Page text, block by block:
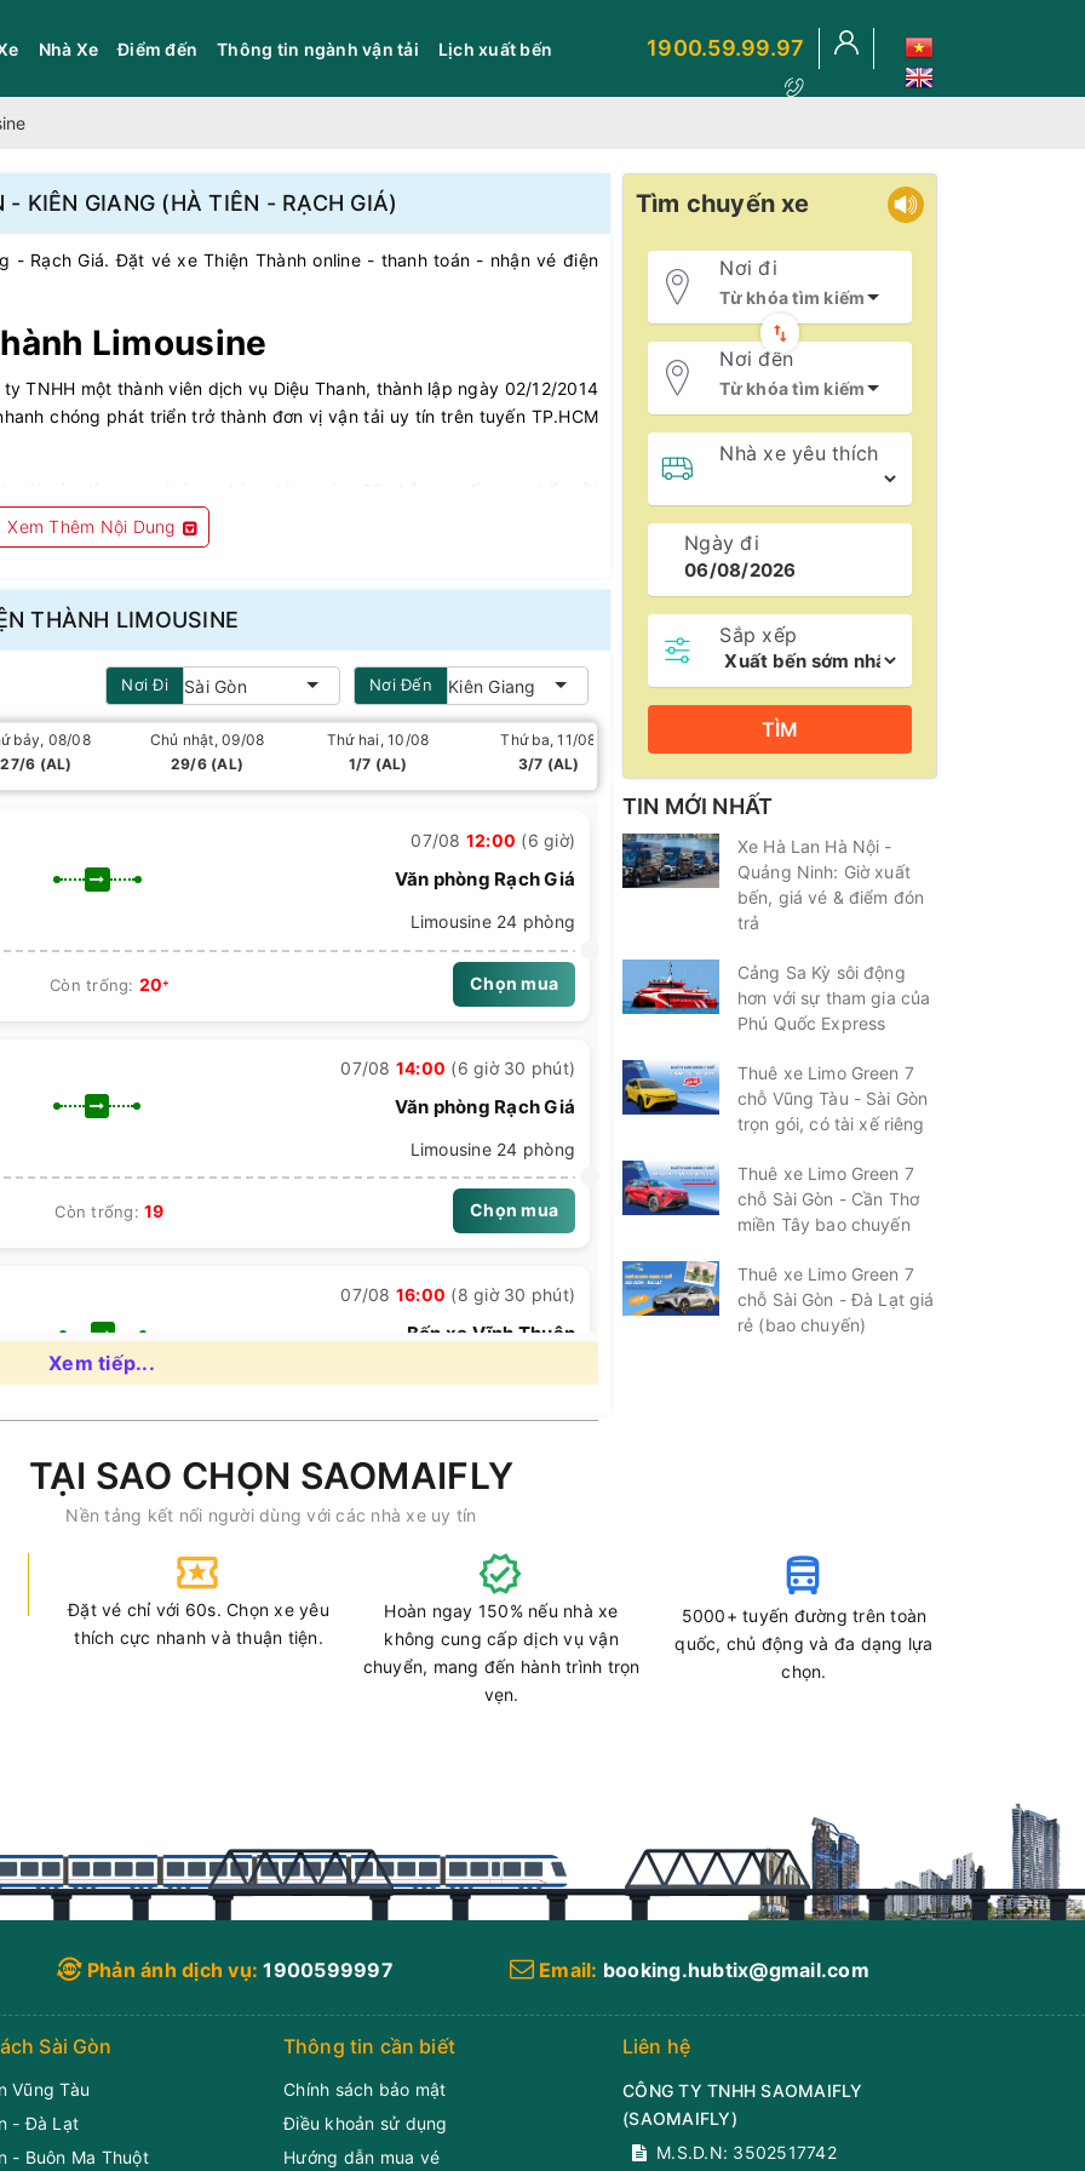
Nhà Xe Điểm đến Thông tin ngành vận tải Lịch xuất bến 1900.59.99.97
KIÊN GIANG (HÀ TIÊN - RẠCH GIÁ)
- Rạch Giá. Đặt vé xe Thiện Thành online - thanh toán - nhận vé điện
Limousine
TNHH một thành viên dịch vụ Diệu Thanh, thành lập ngày 02/12/2014
chóng phát triển trở thành đơn vị vận tải uy tín trên tuyến TP.HCM
Phú
Khu dân cư Phú Gia, đường Phan Thị Ràng, Rạch Giá, Kiên Giang
Tân Bình, Tân Phú, Phú Nhuận, vòng xoay Phú Lâm, công viên Gia
Sương, cầu Ông Lãnh, cầu Nguyễn Văn Cừ và cây xăng PV Oil Sân
Tân Hiệp, nội thành thành phố Rạch Giá.
Nhà xe Thiện Thành Limousine
Thành Limousine đang hoạt
các tuyến xe sau:
Xem Thêm Nội Dung
THÀNH LIMOUSINE
NơiĐi Sài Gòn NơiĐến Kiên Giang
bảy, 08/08
27/6 (AL)
Chủ nhật, 09/08
29/6 (AL)
Thứ hai, 10/08
1/7 (AL)
Thứ ba, 11/08
3/7 (AL)
07/08 12:00 (6 giờ)
Văn phòng Rạch Giá
Limousine 24 phòng
Còn trống: 20+ Chọn mua
07/08 14:00 (6 giờ 30 phút)
Văn phòng Rạch Giá
Limousine 24 phòng
Còn trống: 19 Chọn mua
07/08 16:00 (8 giờ 30 phút)
Bến xe Vĩnh Thuận
07/0813:00(5 giờ 30 phút)
Tân Hiệp (Quốc lộ 80)
Limousine 24 phòng
Chọn mua
Còn trống:14 Chọn mua
14:00(5 giờ)
Văn phòng Rạch Giá
Limousine 24 phòng
Còn trống:
Xem tiếp...
Tìm chuyến xe
Nơi đi
Nơi đến
Nhà xe yêu thích
Ngày đi
Sắp xếp
TÌM
TIN MỚI NHẤT
Xe Hà Lan Hà Nội -
Quảng Ninh: Giờ xuất
bến, giá vé & điểm đón
trả
Cảng Sa Kỳ sôi động
hơn với sự tham gia của
Phú Quốc Express
Thuê xe Limo Green 7
chỗ Vũng Tàu - Sài Gòn
trọn gói, có tài xế riêng
Thuê xe Limo Green 7
chỗ Sài Gòn - Cần Thơ
miền Tây bao chuyến
Thuê xe Limo Green 7
chỗ Sài Gòn - Đà Lạt giá
rẻ (bao chuyến)
TẠI SAO CHỌN SAOMAIFLY
Nền tảng kết nối người dùng với các nhà xe uy tín
Đặt vé chỉ với 60s. Chọn xe yêu
thích cực nhanh và thuận tiện.
Hoàn ngay 150% nếu nhà xe
không cung cấp dịch vụ vận
chuyển, mang đến hành trình trọn
vẹn.
5000+ tuyến đường trên toàn
quốc, chủ động và đa dạng lựa
chọn.
Phản ánh dịch vụ: 1900599997 Email: booking.hubtix@gmail.com
Sài Gòn
Vũng Tàu
- Đà Lạt
- Buôn Ma Thuột
Thông tin cần biết
Chính sách bảo mật
Điều khoản sử dụng
Hướng dẫn mua vé
Liên hệ
CÔNG TY TNHH SAOMAIFLY
(SAOMAIFLY)
M.S.D.N: 3502517742